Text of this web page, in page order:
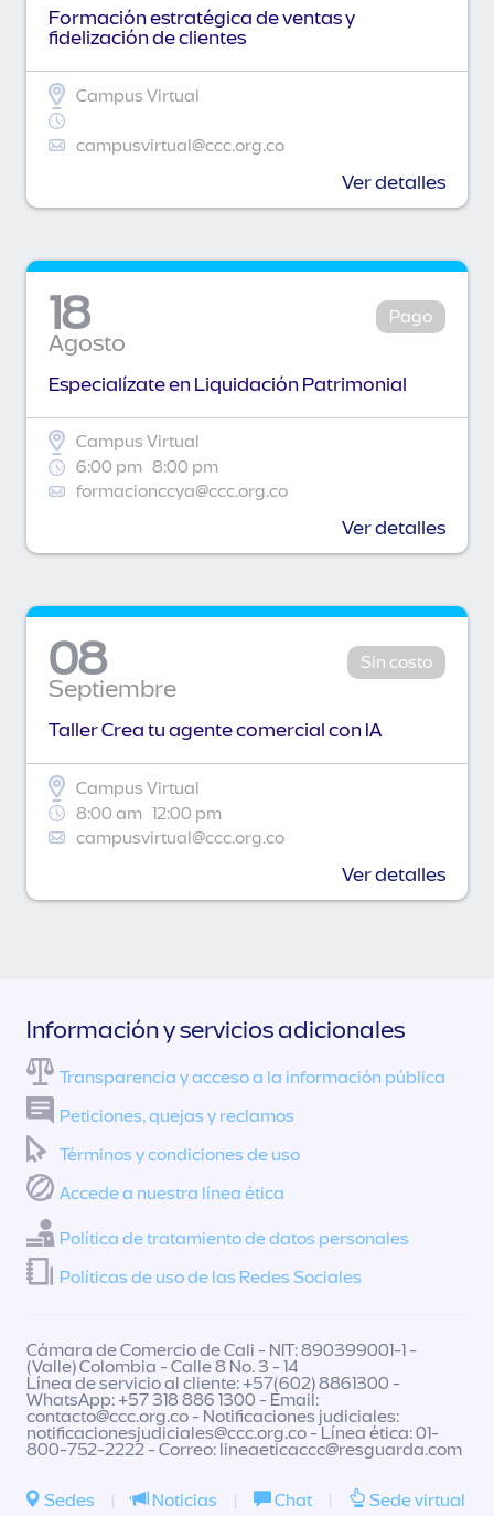
Formación estratégica de ventas y
fidelización de clientes
Campus Virtual
campusvirtual@ccc.org.co
Ver detalles
18
Agosto
Pago
Especialízate en Liquidación Patrimonial
Campus Virtual
6:00 pm 8:00 pm
formacionccya@ccc.org.co
Ver detalles
08
Septiembre
Sin costo
Taller Crea tu agente comercial con IA
Campus Virtual
8:00 am 12:00 pm
campusvirtual@ccc.org.co
Ver detalles
Información y servicios adicionales
Transparencia y acceso a la información pública
Peticiones, quejas y reclamos
Términos y condiciones de uso
Accede a nuestra línea ética
Política de tratamiento de datos personales
Políticas de uso de las Redes Sociales
Cámara de Comercio de Cali - NIT: 890399001-1 -
(Valle) Colombia - Calle 8 No. 3 - 14
Línea de servicio al cliente: +57(602) 8861300 -
WhatsApp: +57 318 886 1300 - Email:
contacto@ccc.org.co- Notificaciones judiciales:
notificacionesjudiciales@ccc.org.co- Línea ética: 01-
800-752-2222 - Correo: lineaeticaccc@resguarda.com
Sedes | Noticias | Chat | Sede virtual